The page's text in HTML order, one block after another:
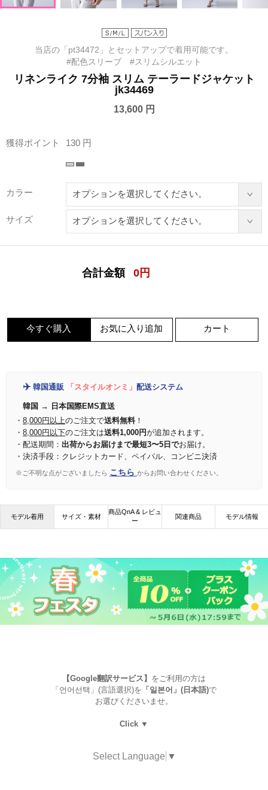
当店の「pt34472」とセットアップで着用可能です。
#配色スリーブ #スリムシルエット
リネンライク 7分袖 スリム テーラードジャケット
jk34469
13,600 円
獲得ポイント 130 円
カラー
サイズ
合計金額 0 円
今すぐ購入 お気に入り追加 カート
✈️ 韓国通販 「スタイルオンミ」 配送システム
韓国 → 日本国際EMS直送
・ 8,000円以上のご注文で送料無料！
・ 8,000円以下のご注文は送料1,000円が追加されます。
・配送期間： 出荷からお届けまで最短3〜5日でお届け。
・決済手段：クレジットカード、ペイパル、コンビニ決済
※ご不明な点がございましたら こちら からお問い合わせください。
モデル着用 サイズ・素材
商品QnA & レビュ
ー
関連商品 モデル情報
【Google翻訳サービス】 をご利用の方は
「언어선택」(言語選択)を 「일본어」(日本語)で
お選びくださいませ。
Click ▼
Select Language ▼